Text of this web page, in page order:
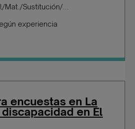
Mat./Sustitución/...
experiencia
encuestas en La
en El